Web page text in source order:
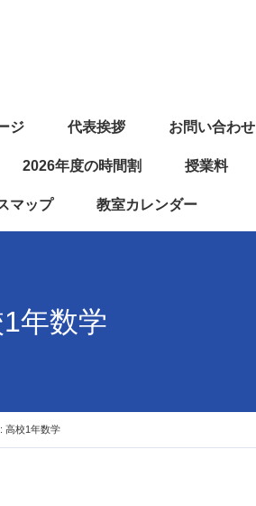
ジ 代表挨拶 お問い合わせ
2026年度の時間割 授業料
マップ 教室カレンダー
年数学
高校1年数学